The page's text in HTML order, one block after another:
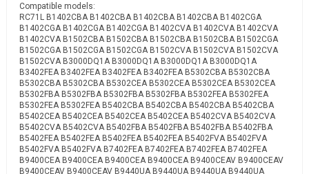
Compatible models:
RC71L B1402CBA B1402CBA B1402CBA B1402CBA B1402CGA
B1402CGA B1402CGA B1402CGA B1402CVA B1402CVA B1402CVA
B1402CVA B1502CBA B1502CBA B1502CBA B1502CBA B1502CGA
B1502CGA B1502CGA B1502CGA B1502CVA B1502CVA B1502CVA
B1502CVA B3000DQ1A B3000DQ1A B3000DQ1A B3000DQ1A
B3402FEA B3402FEA B3402FEA B3402FEA B5302CBA B5302CBA
B5302CBA B5302CBA B5302CEA B5302CEA B5302CEA B5302CEA
B5302FBA B5302FBA B5302FBA B5302FBA B5302FEA B5302FEA
B5302FEA B5302FEA B5402CBA B5402CBA B5402CBA B5402CBA
B5402CEA B5402CEA B5402CEA B5402CEA B5402CVA B5402CVA
B5402CVA B5402CVA B5402FBA B5402FBA B5402FBA B5402FBA
B5402FEA B5402FEA B5402FEA B5402FEA B5402FVA B5402FVA
B5402FVA B5402FVA B7402FEA B7402FEA B7402FEA B7402FEA
B9400CEA B9400CEA B9400CEA B9400CEA B9400CEAV B9400CEAV
B9400CEAV B9400CEAV B9440UA B9440UA B9440UA B9440UA